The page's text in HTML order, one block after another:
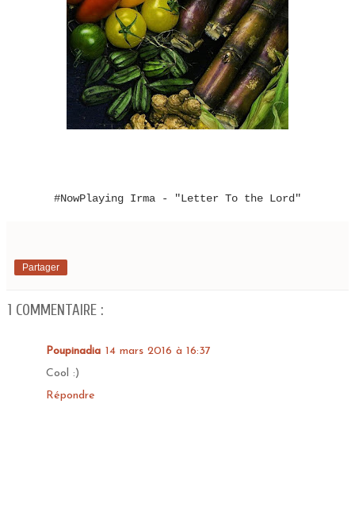
#NowPlaying Irma - "Letter To the Lord"
Partager
1 COMMENTAIRE :
Poupinadia 14 mars 2016 à 16:37
Cool :)
Répondre